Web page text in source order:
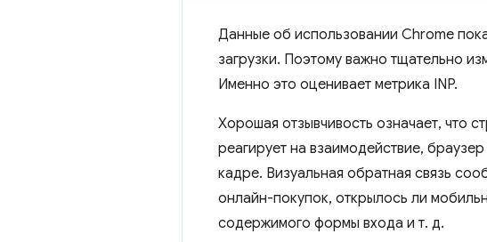
Данные об использовании Chrome
загрузки. Поэтому важно тщательно
Именно это оценивает метрика INP.
Хорошая отзывчивость означает, что
реагирует на взаимодействие,
кадре. Визуальная обратная связь
онлайн-покупок, открылось ли
содержимого формы входа и т. д.